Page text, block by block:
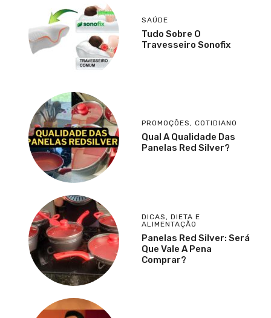
SAÚDE
Tudo Sobre O
Travesseiro Sonofix
PROMOÇÕES, COTIDIANO
Qual A Qualidade Das
Panelas Red Silver?
DICAS, DIETA E
ALIMENTAÇÃO
Panelas Red Silver: Será
Que Vale A Pena
Comprar?